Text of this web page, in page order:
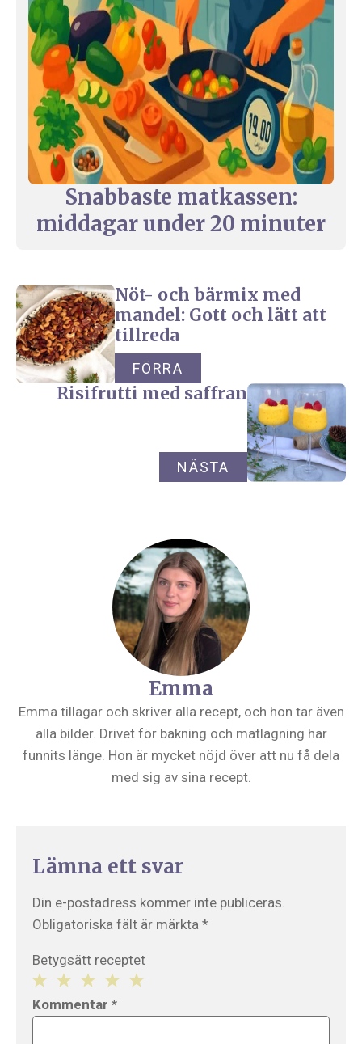
Snabbaste matkassen:
middagar under 20 minuter
Nöt- och bärmix med
mandel: Gott och lätt att
tillreda
FÖRRA
Risifrutti med saffran
NÄSTA
Emma
Emma tillagar och skriver alla recept, och hon tar även
alla bilder. Drivet för bakning och matlagning har
funnits länge. Hon är mycket nöjd över att nu få dela
med sig av sina recept.
Lämna ett svar
Din e-postadress kommer inte publiceras.
Obligatoriska fält är märkta *
Betygsätt receptet
4
3
2
1
Kommentar *